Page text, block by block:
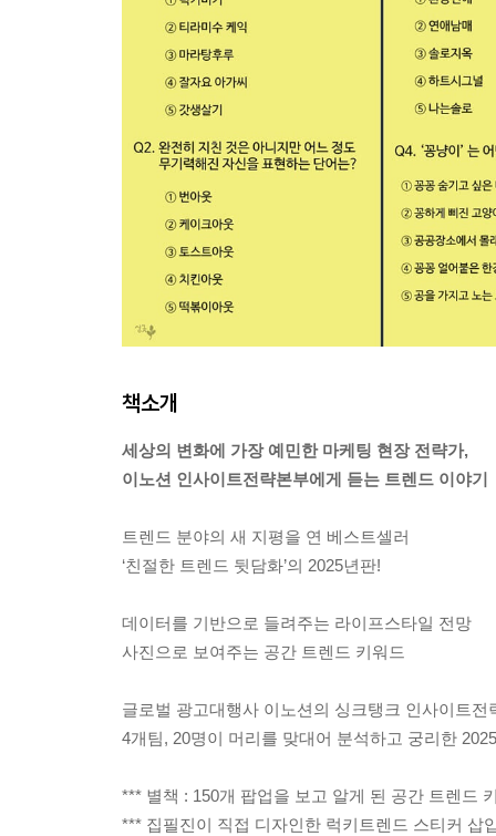
책소개
세상의 변화에 가장 예민한 마케팅 현장 전략가,
이노션 인사이트전략본부에게 듣는 트렌드 이야기
트렌드 분야의 새 지평을 연 베스트셀러
‘친절한 트렌드 뒷담화’의 2025년판!
데이터를 기반으로 들려주는 라이프스타일 전망
사진으로 보여주는 공간 트렌드 키워드
글로벌 광고대행사 이노션의 싱크탱크 인사이트전
4개팀, 20명이 머리를 맞대어 분석하고 궁리한
*** 별책 : 150개 팝업을 보고 알게 된 공간 트렌드
*** 집필진이 직접 디자인한 럭키트렌드 스티커 삽